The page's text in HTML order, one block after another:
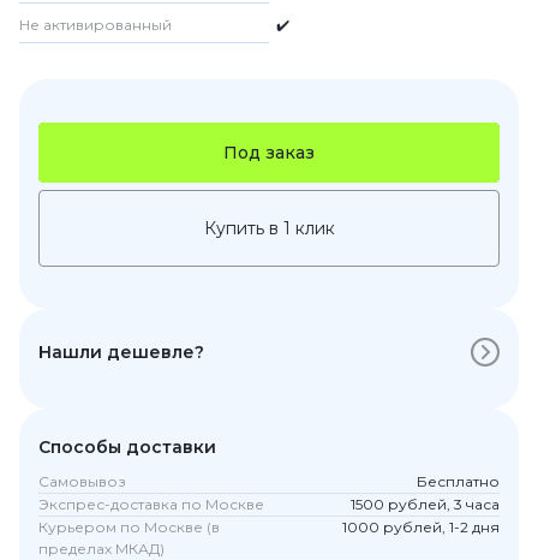
Не активированный ✔️
Под заказ
Купить в 1 клик
Нашли дешевле?
Способы доставки
Самовывоз
Бесплатно
Экспрес-доставка по Москве
1500 рублей, 3 часа
Курьером по Москве (в
пределах МКАД)
1000 рублей, 1-2 дня